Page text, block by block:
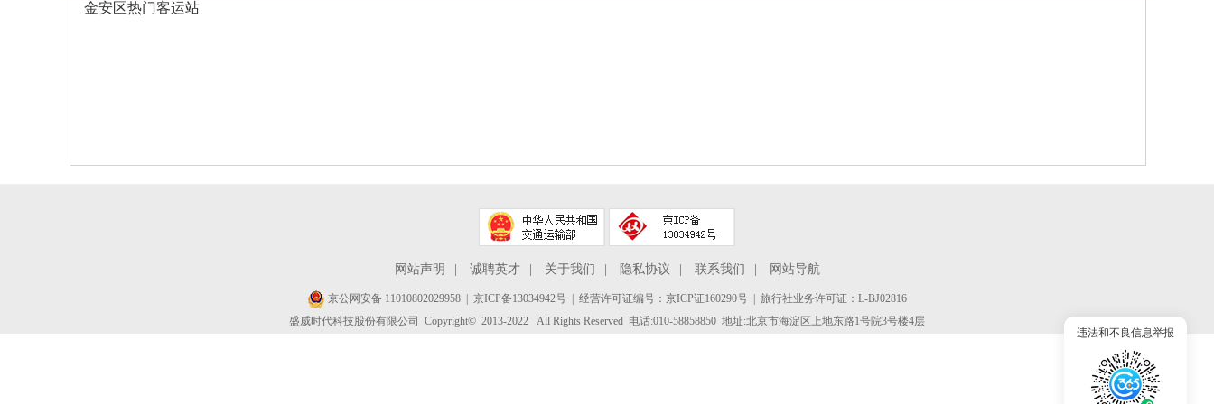
金安区热门客运站
网站声明 诚聘英才 关于我们 隐私协议 联系我们 网站导航
京公网安备 11010802029958 京ICP备13034942号 | 经营许可证编号：京ICP证160290号 | 旅行社业务许可证：L-BJ02816
盛威时代科技股份有限公司 Copyright© 2013-2022 All Rights Reserved 电话:010-58858850 地址:北京市海淀区上地东路1号院3号楼4层
违法和不良信息举报